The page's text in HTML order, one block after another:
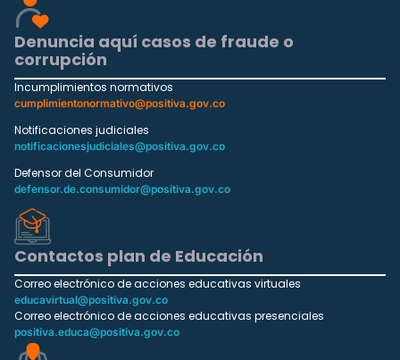
Denuncia aquí casos de fraude o
corrupción
Incumplimientos normativos
cumplimientonormativo@positiva.gov.co
Notificaciones judiciales
notificacionesjudiciales@positiva.gov.co
Defensor del Consumidor
defensor.de.consumidor@positiva.gov.co
Contactos plan de Educación
Correo electrónico de acciones educativas virtuales
educavirtual@positiva.gov.co
Correo electrónico de acciones educativas presenciales
positiva.educa@positiva.gov.co